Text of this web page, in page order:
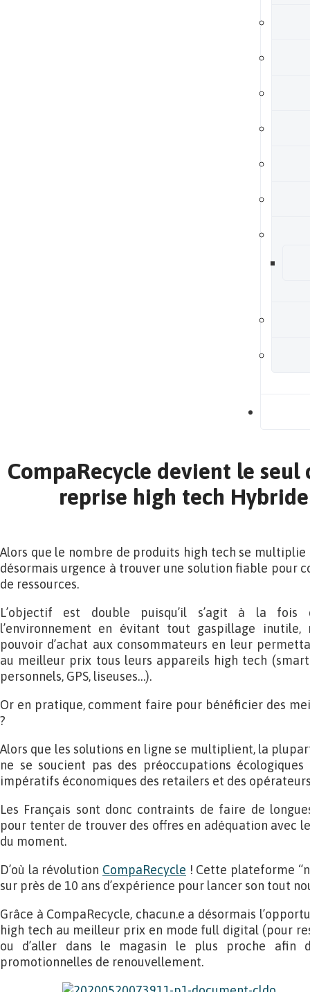
CompaRecycle devient le
reprise high tech
Alors que le nombre de produits high tech se
désormais urgence à trouver une solution fiable pour
de ressources.
L’objectif est double puisqu’il s’agit à la
l’environnement en évitant tout gaspillage
pouvoir d’achat aux consommateurs en leur
au meilleur prix tous leurs appareils high tech
personnels, GPS, liseuses…).
Or en pratique, comment faire pour bénéficier des
?
Alors que les solutions en ligne se multiplient, la
ne se soucient pas des préoccupations
impératifs économiques des retailers et des
Les Français sont donc contraints de faire de
pour tenter de trouver des offres en adéquation avec
du moment.
D’où la révolution CompaRecycle ! Cette plateforme
sur près de 10 ans d’expérience pour lancer son tout
Grâce à CompaRecycle, chacun.e a désormais
high tech au meilleur prix en mode full digital (pour
ou d’aller dans le magasin le plus proche afin
promotionnelles de renouvellement.